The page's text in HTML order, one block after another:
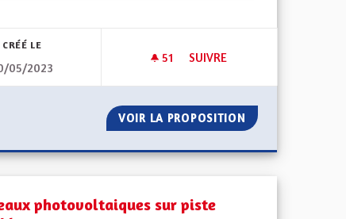
CRÉÉ LE
05/2023
51 51 ABONNÉS
SUIVRE
VOIR LA PROPOSITION CRÉATION
photovoltaiques sur piste